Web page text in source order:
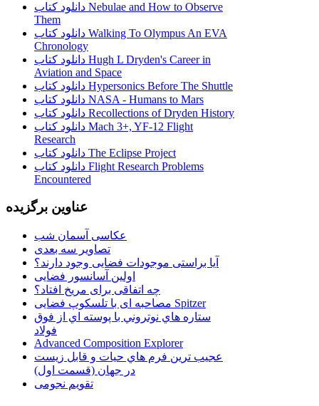
دانلود کتاب Nebulae and How to Observe
Them
دانلود کتاب Walking To Olympus An EVA
Chronology
دانلود کتاب Hugh L Dryden's Career in
Aviation and Space
دانلود کتاب Hypersonics Before The Shuttle
دانلود کتاب NASA - Humans to Mars
دانلود کتاب Recollections of Dryden History
دانلود کتاب Mach 3+, YF-12 Flight
Research
دانلود کتاب The Eclipse Project
دانلود کتاب Flight Research Problems
Encountered
عناوین برگزیده
عکاسی آسمان شب
تصاویر سه بعدی
آیا براستی موجودات فضایی وجود دارند؟
اولین آسانسور فضایی
چه اتفاقی برای مریخ افتاد؟
مصاحبه ای با تلسکوپ فضایی Spitzer
ستاره هاي نوتروني با پوسته اي از فوق
فولاد
Advanced Composition Explorer
عجیب ترین فرم هاي حيات و قابل زيست
در جهان (قسمت اول)
تقویم نجومی